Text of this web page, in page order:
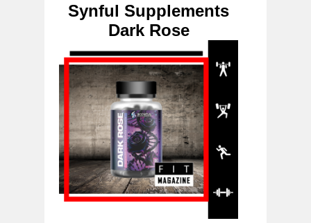
Synful Supplements
Dark Rose